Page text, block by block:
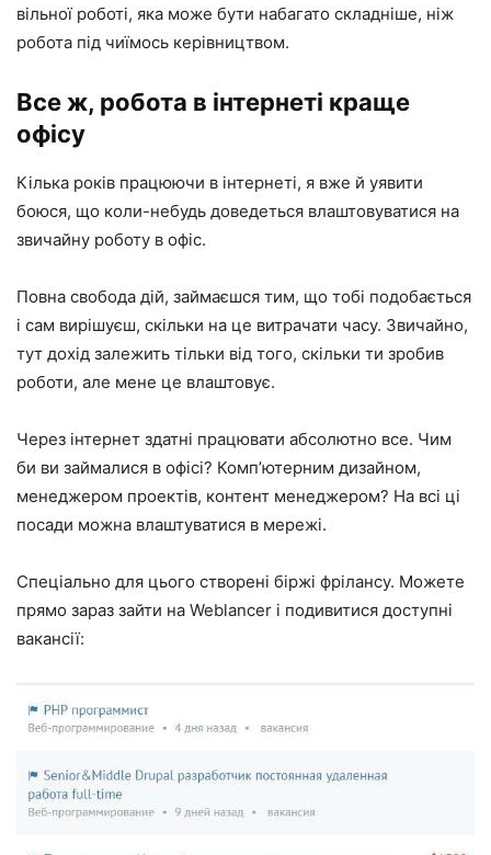
вільної роботі, яка може бути набагато складніше, ніж
робота під чиїмось керівництвом.
Все ж, робота в інтернеті краще
офісу
Кілька років працюючи в інтернеті, я вже й уявити
боюся, що коли-небудь доведеться влаштовуватися на
звичайну роботу в офіс.
Повна свобода дій, займаєшся тим, що тобі подобається
і сам вирішуєш, скільки на це витрачати часу. Звичайно,
тут дохід залежить тільки від того, скільки ти зробив
роботи, але мене це влаштовує.
Через інтернет здатні працювати абсолютно все. Чим
би ви займалися в офісі? Комп’ютерним дизайном,
менеджером проектів, контент менеджером? На всі ці
посади можна влаштуватися в мережі.
Спеціально для цього створені біржі фрілансу. Можете
прямо зараз зайти на Weblancer і подивитися доступні
вакансії: